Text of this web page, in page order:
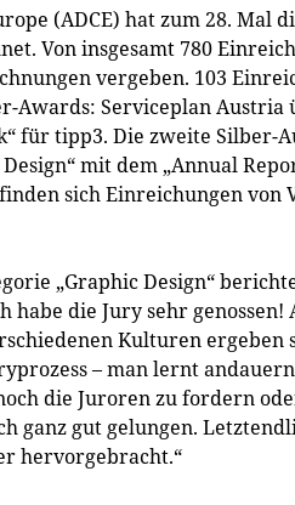
(ADCE) hat zum 28. Mal
Von insgesamt 780
vergeben. 103
Awards: Serviceplan
für tipp3. Die zweite Silber-
mit dem „Annual
sich Einreichungen von
„Graphic Design“
habe die Jury sehr
Kulturen
– man lernt
die Juroren zu fordern
ganz gut gelungen.
hervorgebracht.“